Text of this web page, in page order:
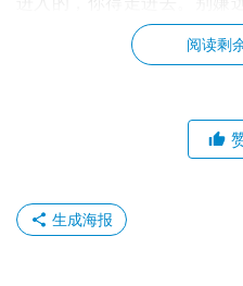
定”环节，把外界的喧嚣留在
栈，晚上还能听听驻唱的歌
藏在深巷里，推开门就是一
的品味。有次我住的客栈，
球花，每天清晨推开窗，阳
阅读剩
生成海报